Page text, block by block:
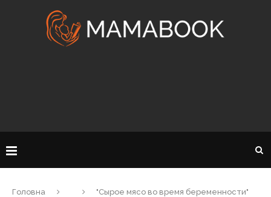
Головна "Сырое мясо во время беременности"